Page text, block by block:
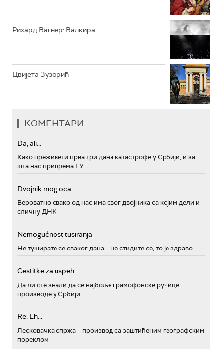
Рихард Вагнер: Валкира
Цвијета Зузорић
КОМЕНТАРИ
Da, ali...
Како преживети прва три дана катастрофе у Србији, и за
шта нас припрема ЕУ
Dvojnik mog oca
Вероватно свако од нас има свог двојника са којим дели и
сличну ДНК
Nemogućnost tusiranja
Не туширате се сваког дана – не стидите се, то је здраво
Cestitke za uspeh
Да ли сте знали да се најбоље грамофонске ручице
производе у Србији
Re: Eh...
Лесковачка спржа – производ са заштићеним географским
пореклом